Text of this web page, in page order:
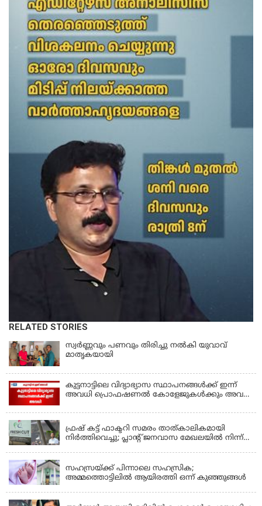
RELATED STORIES
സ്വർണ്ണവും പണവും തിരിച്ചു നൽകി യുവാവ്
മാതൃകയായി
കുട്ടനാട്ടിലെ വിദ്യാഭ്യാസ സ്ഥാപനങ്ങൾക്ക് ഇന്ന്
അവധി പ്രൊഫഷണൽ കോളേജുകൾക്കും അവധി
ഫ്രഷ് കട്ട് ഫാക്ടറി സമരം താത്കാലികമായി
നിർത്തിവെച്ചു; പ്ലാൻ്റ് ജനവാസ മേഖലയിൽ നിന്ന്
സഹസ്രയ്ക്ക് പിന്നാലെ സഹസ്രിക;
അമ്മത്തൊട്ടിലില്‍ ആയിരത്തി ഒന്ന് കുഞ്ഞുങ്ങള്‍